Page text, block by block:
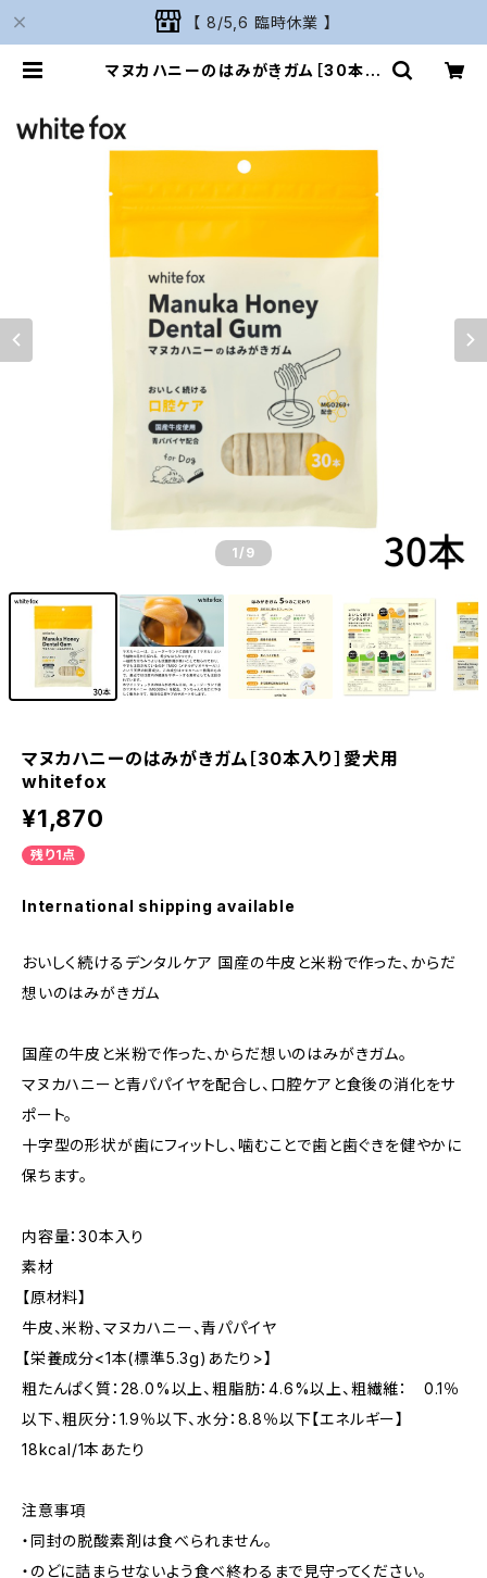
【 8/5,6 臨時休業 】
マヌカハニーのはみがきガム［30本入
1 /9
マヌカハニーのはみがきガム［30本入り］愛犬用
whitefox
¥1,870
残り1点
International shipping available
おいしく続けるデンタルケア 国産の牛皮と米粉で作った、からだ
想いのはみがきガム
国産の牛皮と米粉で作った、からだ想いのはみがきガム。
マヌカハニーと青パパイヤを配合し、口腔ケアと食後の消化をサ
ポート。
十字型の形状が歯にフィットし、噛むことで歯と歯ぐきを健やかに
保ちます。
内容量：30本入り
素材
【原材料】
牛皮、米粉、マヌカハニー、青パパイヤ
【栄養成分<1本(標準5.3g)あたり>】
粗たんぱく質：28.0%以上、粗脂肪：4.6%以上、粗繊維： 0.1％
以下、粗灰分：1.9％以下、水分：8.8％以下【エネルギー】
18kcal/1本あたり
注意事項
・同封の脱酸素剤は食べられません。
・のどに詰まらせないよう食べ終わるまで見守ってください。